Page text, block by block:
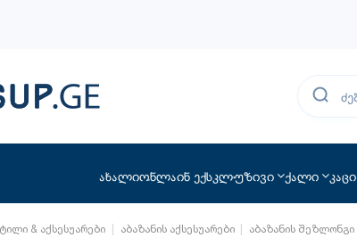
ახალიონლაინ ექსკლუზივი ქალი კაცი
& აქსესუარები აბაზანის აქსესუარები აბაზანის შეზლონგი